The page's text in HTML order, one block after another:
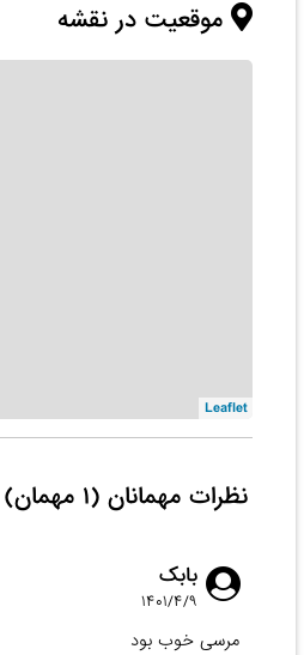
موقعیت در نقشه
Leaflet
نظرات مهمانان (۱ مهمان)
بابک
۱۴۰۱/۴/۹
مرسی خوب بود